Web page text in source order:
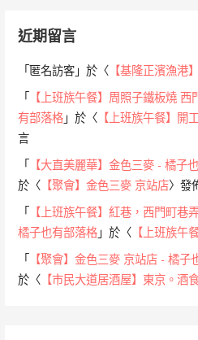
近期留言
「匿名訪客 」於〈 【基隆正濱漁港
「 【上班族午餐】周照子鐵板燒
有部落格 」於〈 【上班族午餐】開
言
「 【大直美麗華】金色三麥 - 橘子
於〈 【聚會】金色三麥 京站店〉發
「 【上班族午餐】紅巷，西門町巷
橘子也有部落格 」於〈 【上班族午
「 【聚會】金色三麥 京站店 - 橘
於〈 【市民大道居酒屋】東京。酒